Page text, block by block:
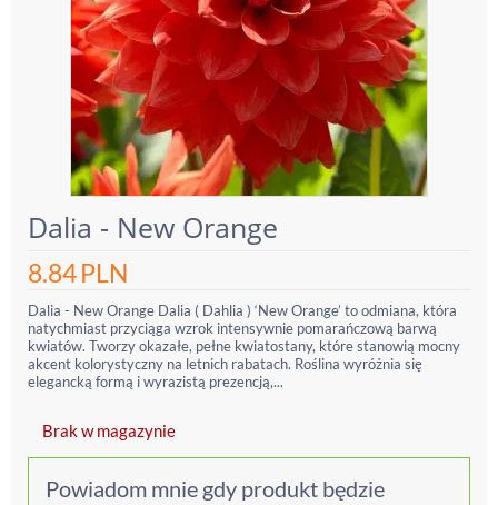
Dalia - New Orange
8.84PLN
Dalia - New Orange Dalia ( Dahlia ) ‘New Orange’ to odmiana, która
natychmiast przyciąga wzrok intensywnie pomarańczową barwą
kwiatów. Tworzy okazałe, pełne kwiatostany, które stanowią mocny
akcent kolorystyczny na letnich rabatach. Roślina wyróżnia się
elegancką formą i wyrazistą prezencją,...
Brak w magazynie
Powiadom mnie gdy produkt będzie